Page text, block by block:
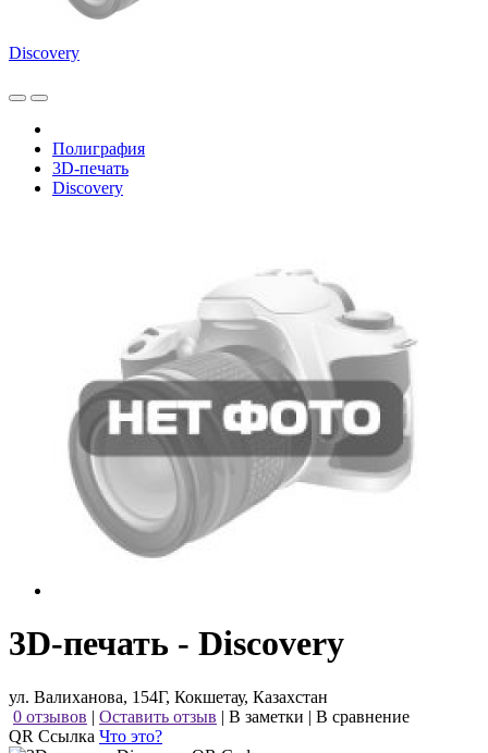
Discovery
Полиграфия
3D-печать
Discovery
3D-печать - Discovery
ул. Валиханова, 154Г, Кокшетау, Казахстан
0 отзывов | Оставить отзыв | В заметки | В сравнение
QR Ссылка Что это?